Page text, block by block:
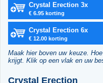
Crystal Erection 3x
€ 6.95 korting
Crystal Erection 6x
€ 12.00 korting
Maak hier boven uw keuze.
krijgt. Klik op een vlak en uw
Crystal Erection